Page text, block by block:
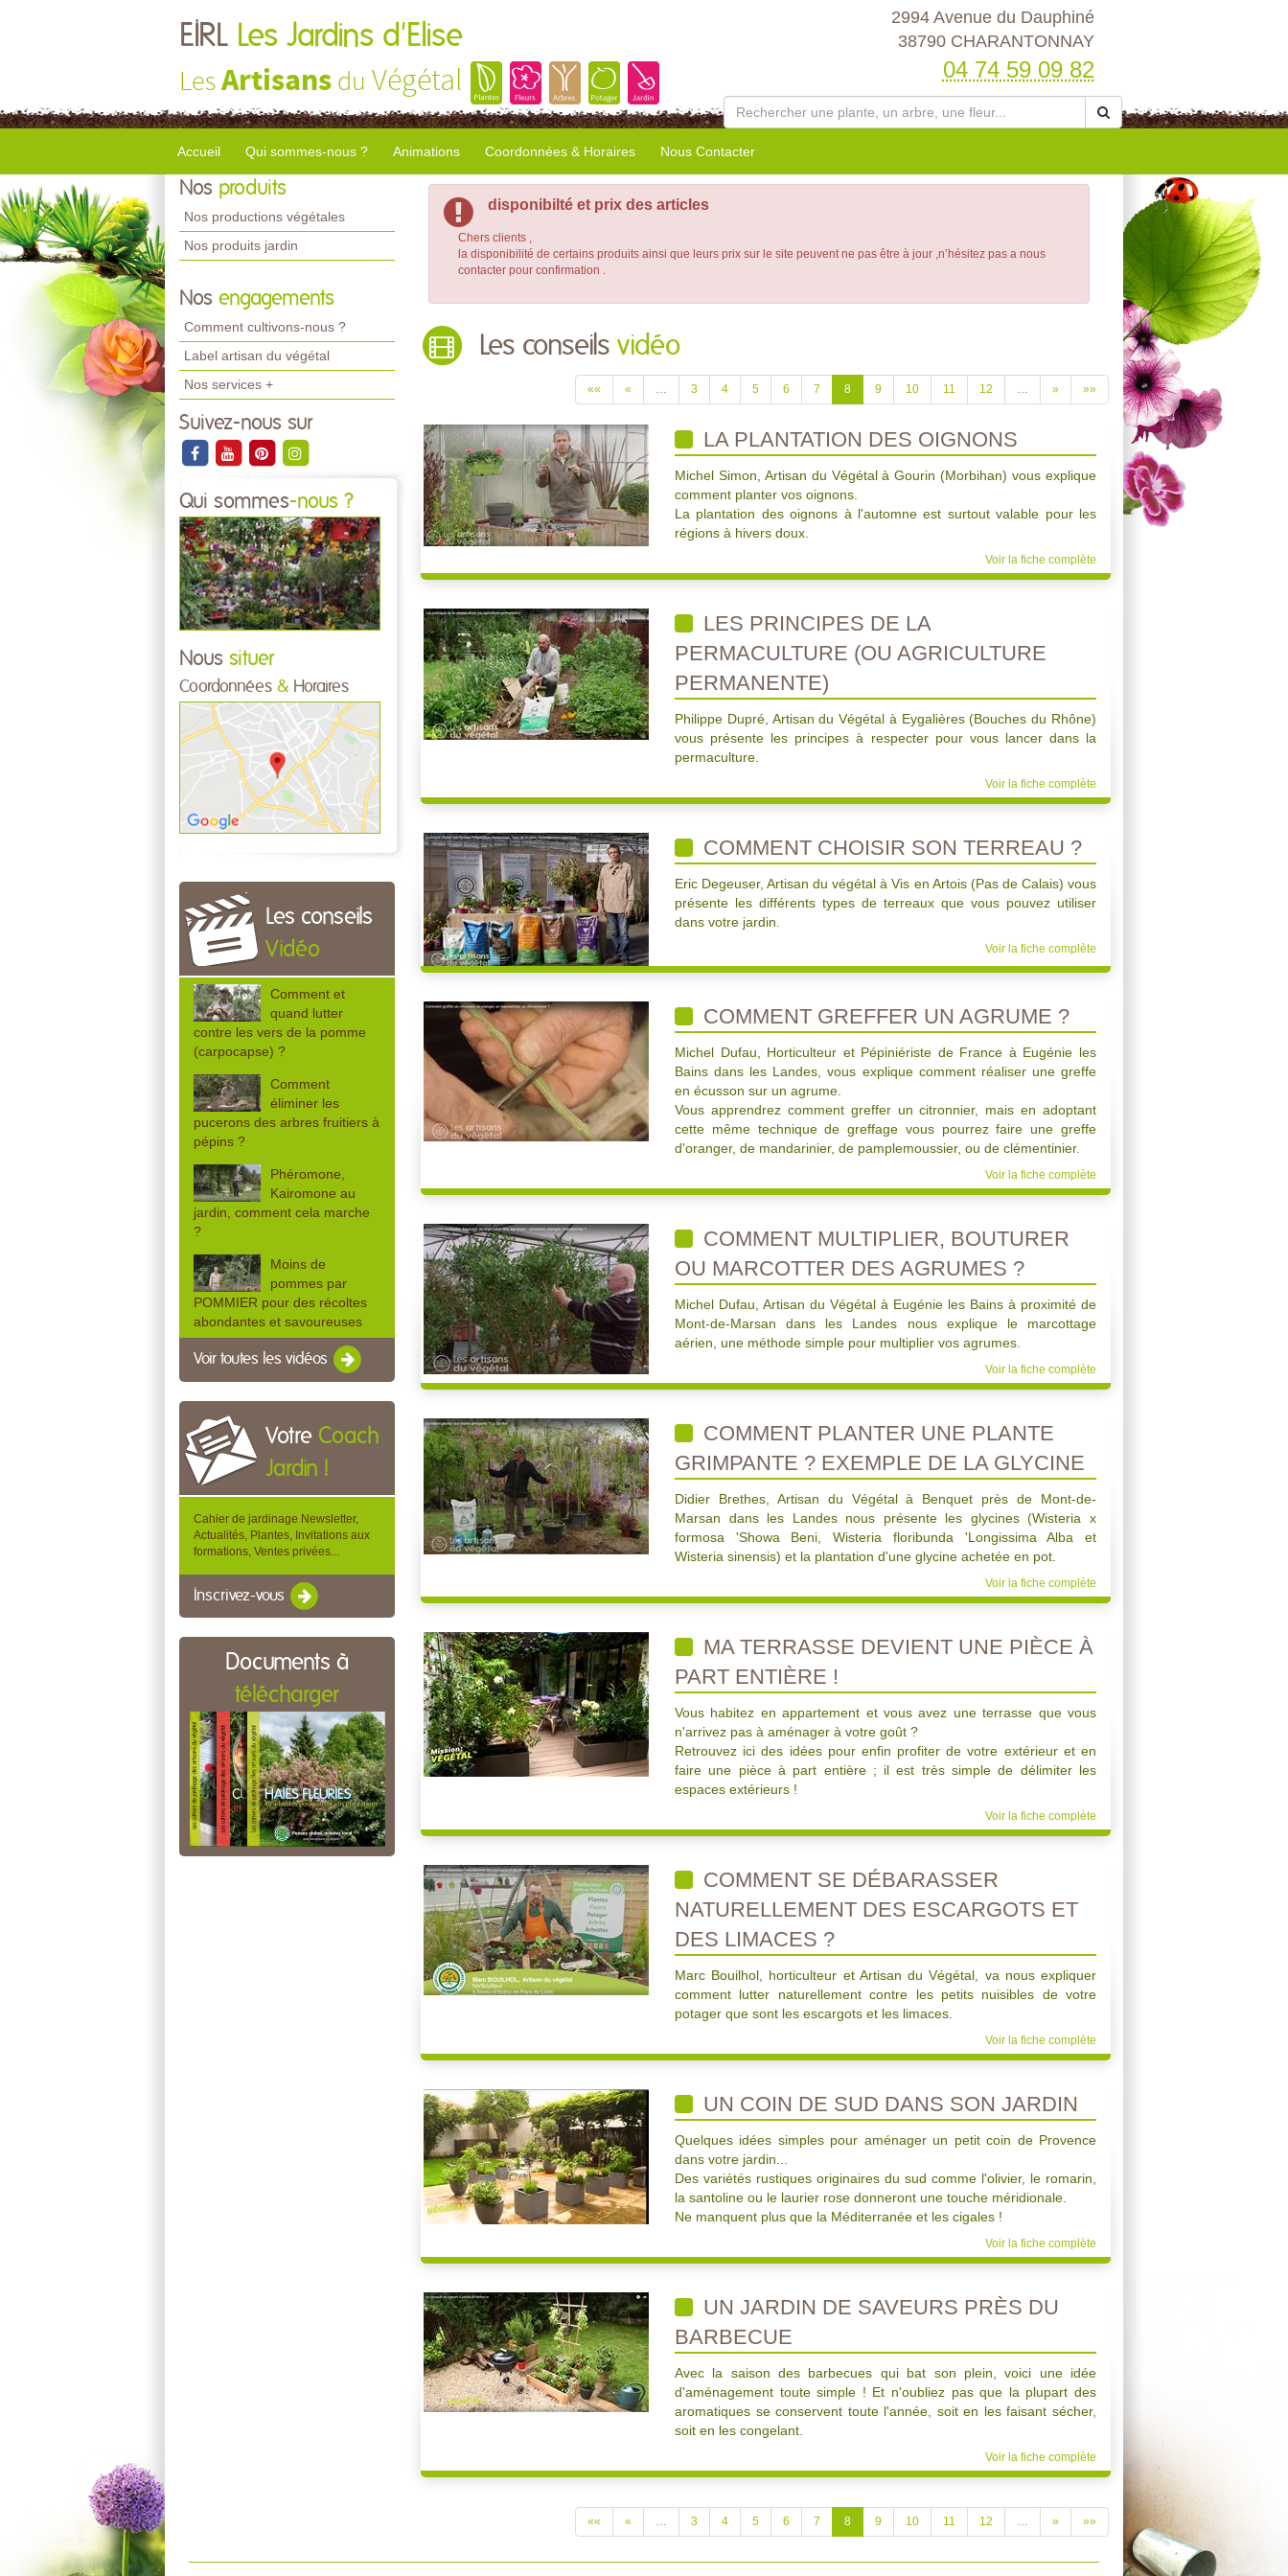
EIRL Les Jardins d'Elise
LesArtisans du Végétal
2994 Avenue du Dauphiné
38790 CHARANTONNAY
04 74 59 09 82
Accueil Qui sommes-nous ? Animations Coordonnées & Horaires Nous Contacter
Nos produits
Nos productions végétales
Nos produits jardin
Nos engagements
Comment cultivons-nous ?
Label artisan du végétal
Nos services +
Suivez-nous sur
Qui sommes-nous ?
Nous situer
Coordonnées & Horaires
Les conseils
Vidéo
Comment et
quand lutter
contre les vers de la pomme
(carpocapse) ?
Comment
éliminer les
pucerons des arbres fruitiers à
pépins ?
Phéromone,
Kairomone au
jardin, comment cela marche
?
Moins de
pommes par
POMMIER pour des récoltes
abondantes et savoureuses
Voir toutes les vidéos
Votre Coach
Jardin !
Cahier de jardinage Newsletter,
Actualités, Plantes, Invitations aux
formations, Ventes privées...
Inscrivez-vous
Documents à
télécharger
disponibilté et prix des articles
Chers clients ,
la disponibilité de certains produits ainsi que leurs prix sur le site peuvent ne pas être à jour ,n’hésitez pas a nous
contacter pour confirmation .
Les conseils vidéo
«« « … 3 4 5 6 7 8 9 10 11 12 … » »»
LA PLANTATION DES OIGNONS
Michel Simon, Artisan du Végétal à Gourin (Morbihan) vous explique
comment planter vos oignons.
La plantation des oignons à l'automne est surtout valable pour les
régions à hivers doux.
Voir la fiche complète
LES PRINCIPES DE LA
PERMACULTURE (OU AGRICULTURE
PERMANENTE)
Philippe Dupré, Artisan du Végétal à Eygalières (Bouches du Rhône)
vous présente les principes à respecter pour vous lancer dans la
permaculture.
Voir la fiche complète
COMMENT CHOISIR SON TERREAU ?
Eric Degeuser, Artisan du végétal à Vis en Artois (Pas de Calais) vous
présente les différents types de terreaux que vous pouvez utiliser
dans votre jardin.
Voir la fiche complète
COMMENT GREFFER UN AGRUME ?
Michel Dufau, Horticulteur et Pépiniériste de France à Eugénie les
Bains dans les Landes, vous explique comment réaliser une greffe
en écusson sur un agrume.
Vous apprendrez comment greffer un citronnier, mais en adoptant
cette même technique de greffage vous pourrez faire une greffe
d'oranger, de mandarinier, de pamplemoussier, ou de clémentinier.
Voir la fiche complète
COMMENT MULTIPLIER, BOUTURER
OU MARCOTTER DES AGRUMES ?
Michel Dufau, Artisan du Végétal à Eugénie les Bains à proximité de
Mont-de-Marsan dans les Landes nous explique le marcottage
aérien, une méthode simple pour multiplier vos agrumes.
Voir la fiche complète
COMMENT PLANTER UNE PLANTE
GRIMPANTE ? EXEMPLE DE LA GLYCINE
Didier Brethes, Artisan du Végétal à Benquet près de Mont-de-
Marsan dans les Landes nous présente les glycines (Wisteria x
formosa 'Showa Beni, Wisteria floribunda 'Longissima Alba et
Wisteria sinensis) et la plantation d'une glycine achetée en pot.
Voir la fiche complète
MA TERRASSE DEVIENT UNE PIÈCE À
PART ENTIÈRE !
Vous habitez en appartement et vous avez une terrasse que vous
n'arrivez pas à aménager à votre goût ?
Retrouvez ici des idées pour enfin profiter de votre extérieur et en
faire une pièce à part entière ; il est très simple de délimiter les
espaces extérieurs !
Voir la fiche complète
COMMENT SE DÉBARASSER
NATURELLEMENT DES ESCARGOTS ET
DES LIMACES ?
Marc Bouilhol, horticulteur et Artisan du Végétal, va nous expliquer
comment lutter naturellement contre les petits nuisibles de votre
potager que sont les escargots et les limaces.
Voir la fiche complète
UN COIN DE SUD DANS SON JARDIN
Quelques idées simples pour aménager un petit coin de Provence
dans votre jardin...
Des variétés rustiques originaires du sud comme l'olivier, le romarin,
la santoline ou le laurier rose donneront une touche méridionale.
Ne manquent plus que la Méditerranée et les cigales !
Voir la fiche complète
UN JARDIN DE SAVEURS PRÈS DU
BARBECUE
Avec la saison des barbecues qui bat son plein, voici une idée
d'aménagement toute simple ! Et n'oubliez pas que la plupart des
aromatiques se conservent toute l'année, soit en les faisant sécher,
soit en les congelant.
Voir la fiche complète
«« « … 3 4 5 6 7 8 9 10 11 12 … » »»